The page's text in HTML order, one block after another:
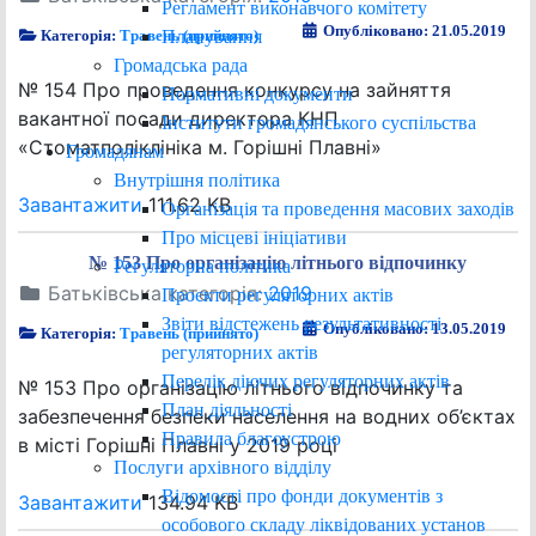
Регламент виконавчого комітету
Планування
Громадська рада
Нормативні документи
Інститути громадянського суспільства
Громадянам
Внутрішня політика
Організація та проведення масових заходів
Про місцеві ініціативи
Регуляторна політика
Проєкти регуляторних актів
Звіти відстежень результативності
регуляторних актів
Перелік діючих регуляторних актів
План діяльності
Правила благоустрою
Послуги архівного відділу
Відомості про фонди документів з
особового складу ліквідованих установ
Категорія:Травень (прийнято) Опубліковано: 21.05.2019
№ 154 Про проведення конкурсу на зайняття
вакантної посади директора КНП
«Стоматполіклініка м. Горішні Плавні»
Завантажити111.62 KB
№ 153 Про організацію літнього відпочинку
Батьківська категорія:2019
Категорія:Травень (прийнято) Опубліковано: 13.05.2019
№ 153 Про організацію літнього відпочинку та
забезпечення безпеки населення на водних об’єктах
в місті Горішні Плавні у 2019 році
Завантажити134.94 KB